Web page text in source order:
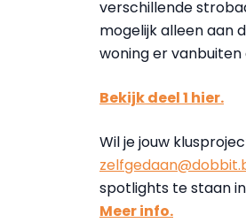
verschillende
mogelijk alleen aan
woning er
Bekijk deel 1 hier.
Wil je jouw
spotlights te staan
Meer info.